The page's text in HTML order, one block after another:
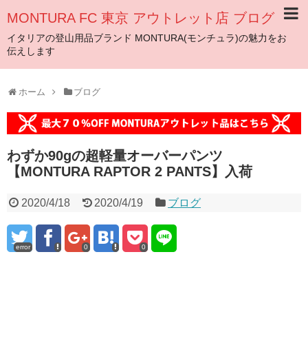
MONTURA FC 東京 アウトレット店 ブログ
イタリアの登山用品ブランド MONTURA(モンチュラ)の魅力をお
伝えします
ホーム ブログ
わずか90gの超軽量オーバーパンツ
【MONTURA RAPTOR 2 PANTS】入荷
2020/4/18 2020/4/19 ブログ
error 0 0